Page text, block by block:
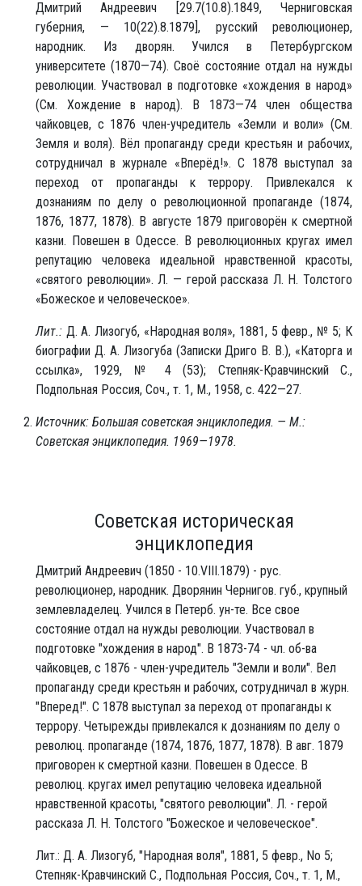
Дмитрий Андреевич [29.7(10.8).1849, Черниговская
губерния, — 10(22).8.1879], русский революционер,
народник. Из дворян. Учился в Петербургском
университете (1870—74). Своё состояние отдал на нужды
революции. Участвовал в подготовке «хождения в народ»
(См. Хождение в народ). В 1873—74 член общества
чайковцев, с 1876 член-учредитель «Земли и воли» (См.
Земля и воля). Вёл пропаганду среди крестьян и рабочих,
сотрудничал в журнале «Вперёд!». С 1878 выступал за
переход от пропаганды к террору. Привлекался к
дознаниям по делу о революционной пропаганде (1874,
1876, 1877, 1878). В августе 1879 приговорён к смертной
казни. Повешен в Одессе. В революционных кругах имел
репутацию человека идеальной нравственной красоты,
«святого революции». Л. — герой рассказа Л. Н. Толстого
«Божеское и человеческое».
Лит.: Д. А. Лизогуб, «Народная воля», 1881, 5 февр., № 5; К
биографии Д. А. Лизогуба (Записки Дриго В. В.), «Каторга и
ссылка», 1929, № 4 (53); Степняк-Кравчинский С.,
Подпольная Россия, Соч., т. 1, М., 1958, с. 422—27.
Источник: Большая советская энциклопедия. — М.:
Советская энциклопедия. 1969—1978.
Советская историческая
энциклопедия
Дмитрий Андреевич (1850 - 10.VIII.1879) - рус.
революционер, народник. Дворянин Чернигов. губ., крупный
землевладелец. Учился в Петерб. ун-те. Все свое
состояние отдал на нужды революции. Участвовал в
подготовке "хождения в народ". В 1873-74 - чл. об-ва
чайковцев, с 1876 - член-учредитель "Земли и воли". Вел
пропаганду среди крестьян и рабочих, сотрудничал в журн.
"Вперед!". С 1878 выступал за переход от пропаганды к
террору. Четырежды привлекался к дознаниям по делу о
революц. пропаганде (1874, 1876, 1877, 1878). В авг. 1879
приговорен к смертной казни. Повешен в Одессе. В
революц. кругах имел репутацию человека идеальной
нравственной красоты, "святого революции". Л. - герой
рассказа Л. Н. Толстого "Божеское и человеческое".
Лит.: Д. А. Лизогуб, "Народная воля", 1881, 5 февр., No 5;
Степняк-Кравчинский С., Подпольная Россия, Соч., т. 1, М.,